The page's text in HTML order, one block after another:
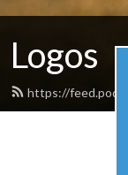
Logos
https://